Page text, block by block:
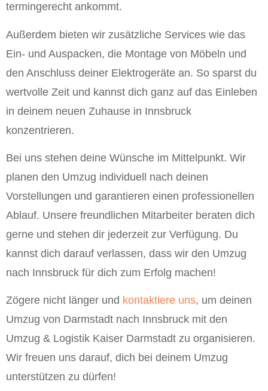
termingerecht ankommt.
Außerdem bieten wir zusätzliche Services wie das
Ein- und Auspacken, die Montage von Möbeln und
den Anschluss deiner Elektrogeräte an. So sparst du
wertvolle Zeit und kannst dich ganz auf das Einleben
in deinem neuen Zuhause in Innsbruck
konzentrieren.
Bei uns stehen deine Wünsche im Mittelpunkt. Wir
planen den Umzug individuell nach deinen
Vorstellungen und garantieren einen professionellen
Ablauf. Unsere freundlichen Mitarbeiter beraten dich
gerne und stehen dir jederzeit zur Verfügung. Du
kannst dich darauf verlassen, dass wir den Umzug
nach Innsbruck für dich zum Erfolg machen!
Zögere nicht länger und kontaktiere uns, um deinen
Umzug von Darmstadt nach Innsbruck mit den
Umzug & Logistik Kaiser Darmstadt zu organisieren.
Wir freuen uns darauf, dich bei deinem Umzug
unterstützen zu dürfen!